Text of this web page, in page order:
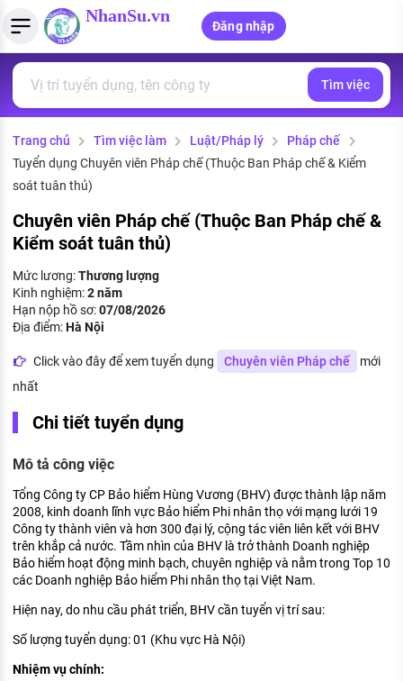
NhanSu.vn
Đăng nhập
Tìm việc làm
Việc làm ngành luật
Việc làm lương cao
Việc làm tốt nhất
CÔNG TY
Danh sách nhà tuyển dụng
Nhà tuyển dụng hàng đầu
Quản lý CV
Tải CV lên
Tạo CV trực tuyến
MẪU CV THEO STYLE
Mẫu CV đơn giản
Mẫu CV hiện đại
Tính lương Gross - Net
Tính thuế thu nhập cá nhân
Tính trợ cấp thất nghiệp
PHÁP LUẬT VIỆT NAM
Văn bản pháp luật
Chính sách mới
PHÁP LUẬT LAO ĐỘNG
Lao động và tiền lương
Thuế thu nhập
KHÁM PHÁ NGHỀ NGHIỆP
Kỹ năng nghề nghiệp
HƯỚNG NGHIỆP VIỆC LÀM
Đặc trưng từng nghề
Xu hướng việc làm
XÂY DỰNG VÀ PHÁT TRIỂN ĐỘI NGŨ
NHÂN SỰ
TUYỂN DỤNG VIỆC LÀM
Tìm việc
Trang chủ Tìm việc làm Luật/Pháp lý
Pháp chế
Tuyển dụng Chuyên viên Pháp chế (Thuộc Ban Pháp chế & Kiểm
soát tuân thủ)
Chuyên viên Pháp chế (Thuộc Ban Pháp chế &
Kiểm soát tuân thủ)
Mức lương:Thương lượng
Kinh nghiệm:2 năm
Hạn nộp hồ sơ:07/08/2026
Địa điểm:Hà Nội
Click vào đây để xem tuyển dụng Chuyên viên Pháp chế
mới
nhất
Chi tiết tuyển dụng
Mô tả công việc
Tổng Công ty CP Bảo hiểm Hùng Vương (BHV) được thành lập năm
2008, kinh doanh lĩnh vực Bảo hiểm Phi nhân thọ với mạng lưới 19
Công ty thành viên và hơn 300 đại lý, cộng tác viên liên kết với BHV
trên khắp cả nước. Tầm nhìn của BHV là trở thành Doanh nghiệp
Bảo hiểm hoạt động minh bạch, chuyên nghiệp và nằm trong Top 10
các Doanh nghiệp Bảo hiểm Phi nhân thọ tại Việt Nam.
Hiện nay, do nhu cầu phát triển, BHV cần tuyển vị trí sau:
Số lượng tuyển dụng: 01 (Khu vực Hà Nội)
Nhiệm vụ chính: